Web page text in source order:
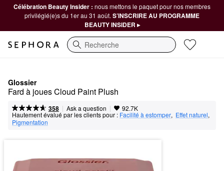
Célébration Beauty Insider : nous mettons le paquet pour nos membres
privilégié(e)s du 1er au 31 août. S’INSCRIRE AU PROGRAMME
BEAUTY INSIDER ▸
Recherche
Glossier
Fard à joues Cloud Paint Plush
358 | Ask a question | 92.7K
Hautement évalué par les clients pour : Facilité à estomper, Effet naturel
Pigmentation